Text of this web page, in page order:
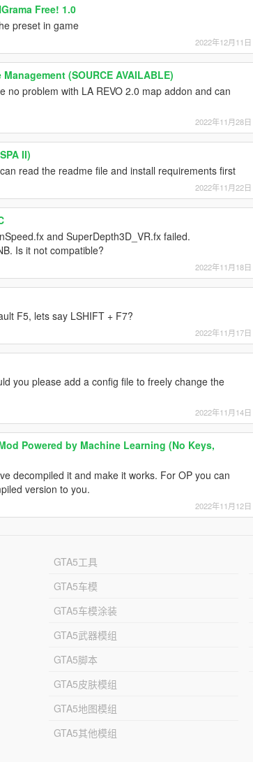
Free! 1.0
preset in game
2022年12月11日
(SOURCE AVAILABLE)
problem with LA REVO 2.0 map addon and can
2022年11月28日
II)
read the readme file and install requirements first
2022年11月22日
and SuperDepth3D_VR.fx failed.
Is it not compatible?
2022年11月18日
F5, lets say LSHIFT + F7?
2022年11月17日
you please add a config file to freely change the
2022年11月14日
Powered by Machine Learning (No Keys,
decompiled it and make it works. For OP you can
version to you.
2022年11月12日
GTA5工具
GTA5车模
GTA5车模涂装
GTA5武器模组
GTA5脚本
GTA5皮肤模组
GTA5地图模组
GTA5其他模组